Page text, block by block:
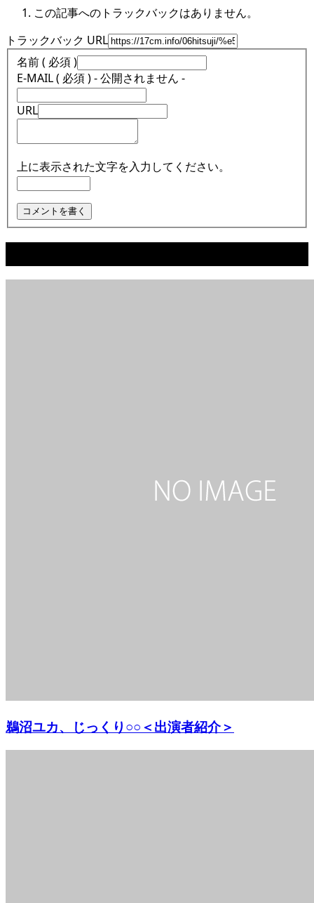
この記事へのトラックバックはありません。
トラックバック URL
名前 ( 必須 )
E-MAIL ( 必須 ) - 公開されません -
URL
上に表示された文字を入力してください。
鵜沼ユカ、じっくり○○＜出演者紹介＞